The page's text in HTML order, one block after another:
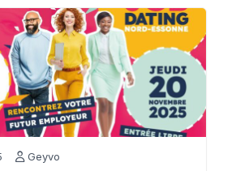
Geyvo